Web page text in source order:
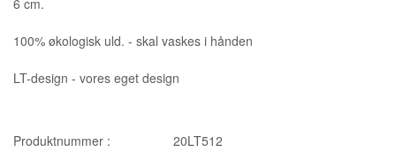
100% økologisk uld. - skal vaskes i hånden
LT-design - vores eget design
Produktnummer : 20LT512